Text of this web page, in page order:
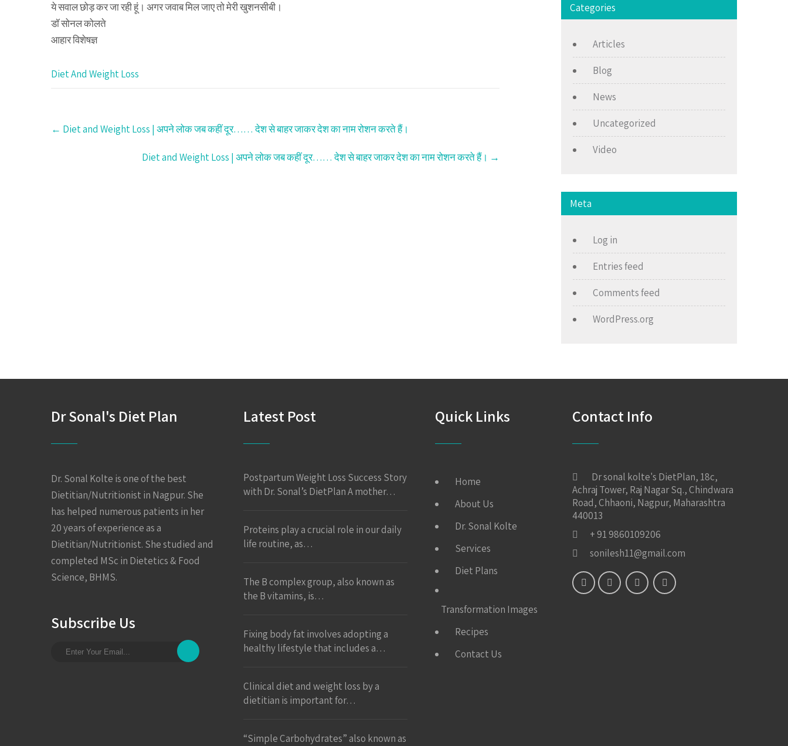
ये सवाल छोड़ कर जा रही हूं। अगर जवाब मिल जाए तो मेरी खुशनसीबी।
डॉ सोनल कोलते
आहार विशेषज्ञ
Diet And Weight Loss
Post
navigation
← Diet and Weight Loss | अपने लोक जब कहीं दूर…… देश से बाहर जाकर देश का नाम रोशन करते हैं।
Diet and Weight Loss | अपने लोक जब कहीं दूर…… देश से बाहर जाकर देश का नाम रोशन करते हैं। →
Categories
Articles
Blog
News
Uncategorized
Video
Meta
Log in
Entries feed
Comments feed
WordPress.org
Dr Sonal's Diet Plan
Dr. Sonal Kolte is one of the best
Dietitian/Nutritionist in Nagpur. She
has helped numerous patients in her
20 years of experience as a
Dietitian/Nutritionist. She studied and
completed MSc in Dietetics & Food
Science, BHMS.
Subscribe Us
Latest Post
Postpartum Weight Loss Success Story
with Dr. Sonal’s DietPlan A mother…
Proteins play a crucial role in our daily
life routine, as…
The B complex group, also known as
the B vitamins, is…
Fixing body fat involves adopting a
healthy lifestyle that includes a…
Clinical diet and weight loss by a
dietitian is important for…
“Simple Carbohydrates” also known as
Quick Links
Home
About Us
Dr. Sonal Kolte
Services
Diet Plans
Transformation Images
Recipes
Contact Us
Contact Info
Dr sonal kolte's DietPlan, 18c,
Achraj Tower, Raj Nagar Sq., Chindwara
Road, Chhaoni, Nagpur, Maharashtra
440013
+ 91 9860109206
sonilesh11@gmail.com